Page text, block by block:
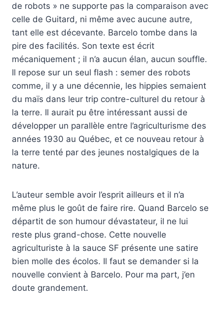
de robots » ne supporte pas la comparaison avec
celle de Guitard, ni même avec aucune autre,
tant elle est décevante. Barcelo tombe dans la
pire des facilités. Son texte est écrit
mécaniquement ; il n’a aucun élan, aucun souffle.
Il repose sur un seul flash : semer des robots
comme, il y a une décennie, les hippies semaient
du maïs dans leur trip contre-culturel du retour à
la terre. Il aurait pu être intéressant aussi de
développer un parallèle entre l’agriculturisme des
années 1930 au Québec, et ce nouveau retour à
la terre tenté par des jeunes nostalgiques de la
nature.
L’auteur semble avoir l’esprit ailleurs et il n’a
même plus le goût de faire rire. Quand Barcelo se
départit de son humour dévastateur, il ne lui
reste plus grand-chose. Cette nouvelle
agriculturiste à la sauce SF présente une satire
bien molle des écolos. Il faut se demander si la
nouvelle convient à Barcelo. Pour ma part, j’en
doute grandement.